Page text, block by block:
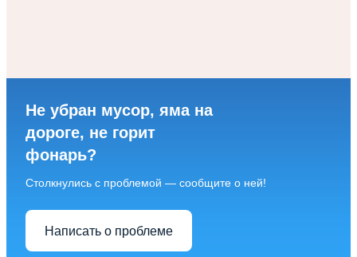
Не убран мусор, яма на
дороге, не горит
фонарь?
Столкнулись с проблемой — сообщите о ней!
Написать о проблеме